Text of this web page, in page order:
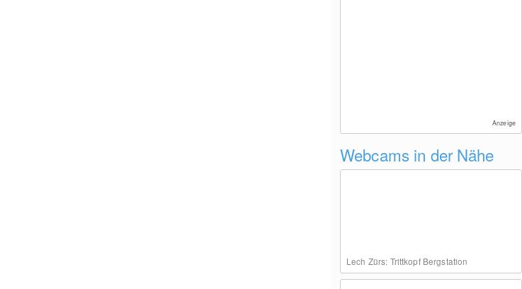
Anzeige
Webcams in der Nähe
Lech Zürs: Trittkopf Bergstation